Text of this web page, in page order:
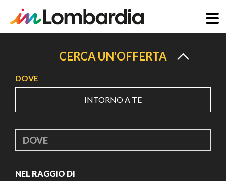
principale
CERCA UN'OFFERTA
DOVE
INTORNO A TE
DOVE
NEL RAGGIO DI